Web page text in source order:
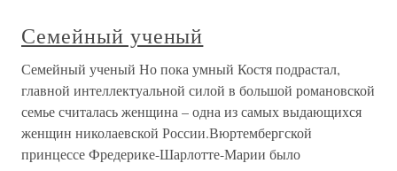
Семейный ученый
Семейный ученый Но пока умный Костя подрастал,
главной интеллектуальной силой в большой романовской
семье считалась женщина – одна из самых выдающихся
женщин николаевской России.Вюртембергской
принцессе Фредерике-Шарлотте-Марии было